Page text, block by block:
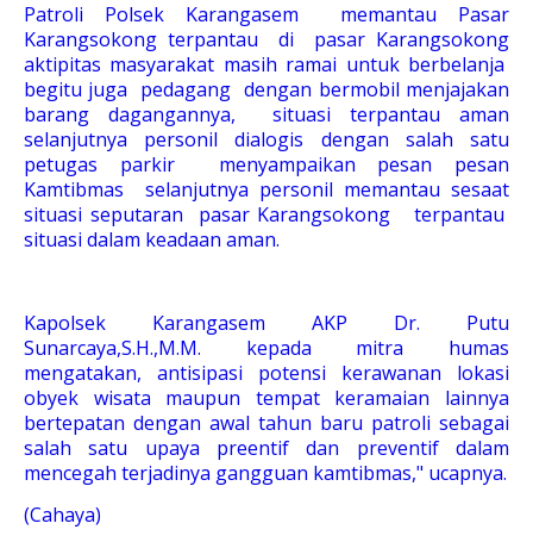
Patroli Polsek Karangasem memantau Pasar
Karangsokong terpantau di pasar Karangsokong
aktipitas masyarakat masih ramai untuk berbelanja
begitu juga pedagang dengan bermobil menjajakan
barang dagangannya, situasi terpantau aman
selanjutnya personil dialogis dengan salah satu
petugas parkir menyampaikan pesan pesan
Kamtibmas selanjutnya personil memantau sesaat
situasi seputaran pasar Karangsokong terpantau
situasi dalam keadaan aman.
Kapolsek Karangasem AKP Dr. Putu
Sunarcaya,S.H.,M.M. kepada mitra humas
mengatakan, antisipasi potensi kerawanan lokasi
obyek wisata maupun tempat keramaian lainnya
bertepatan dengan awal tahun baru patroli sebagai
salah satu upaya preentif dan preventif dalam
mencegah terjadinya gangguan kamtibmas," ucapnya.
(Cahaya)